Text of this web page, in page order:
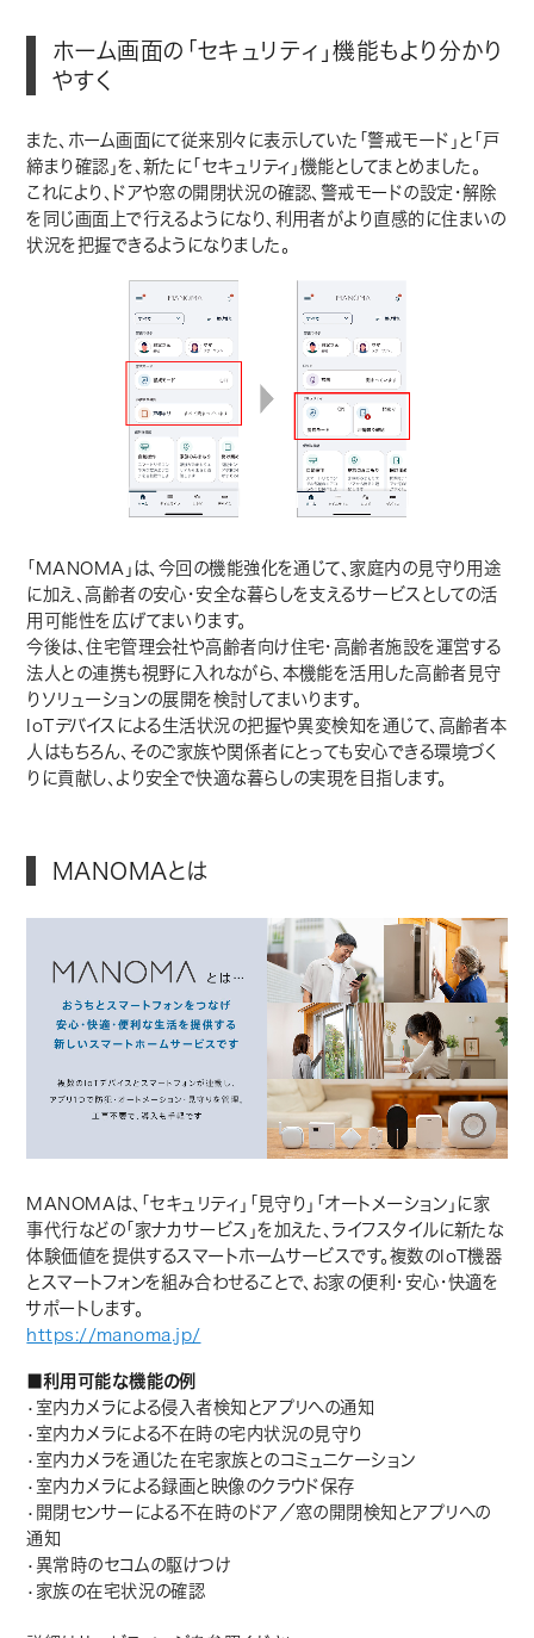
ホーム画面の「セキュリティ」機能もより分かり
やすく
また、ホーム画面にて従来別々に表示していた「警戒モード」と「戸
締まり確認」を、新たに「セキュリティ」機能としてまとめました。
これにより、ドアや窓の開閉状況の確認、警戒モードの設定・解除
を同じ画面上で行えるようになり、利用者がより直感的に住まいの
状況を把握できるようになりました。
「MANOMA」は、今回の機能強化を通じて、家庭内の見守り用途
に加え、高齢者の安心・安全な暮らしを支えるサービスとしての活
用可能性を広げてまいります。
今後は、住宅管理会社や高齢者向け住宅・高齢者施設を運営する
法人との連携も視野に入れながら、本機能を活用した高齢者見守
りソリューションの展開を検討してまいります。
IoTデバイスによる生活状況の把握や異変検知を通じて、高齢者本
人はもちろん、そのご家族や関係者にとっても安心できる環境づく
りに貢献し、より安全で快適な暮らしの実現を目指します。
MANOMAとは
MANOMAは、「セキュリティ」「見守り」「オートメーション」に家
事代行などの「家ナカサービス」を加えた、ライフスタイルに新たな
体験価値を提供するスマートホームサービスです。複数のIoT機器
とスマートフォンを組み合わせることで、お家の便利・安心・快適を
サポートします。
https://manoma.jp/
■利用可能な機能の例
•室内カメラによる侵入者検知とアプリへの通知
•室内カメラによる不在時の宅内状況の見守り
•室内カメラを通じた在宅家族とのコミュニケーション
•室内カメラによる録画と映像のクラウド保存
•開閉センサーによる不在時のドア／窓の開閉検知とアプリへの
通知
•異常時のセコムの駆けつけ
•家族の在宅状況の確認